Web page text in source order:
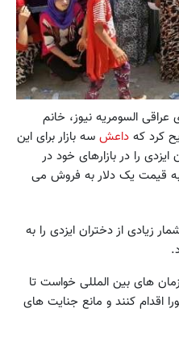
عراقی السومریه نیوز، خانم
کرد که داعش سه بازار برای این
را در بازارهای خود در
قیمت یک دلار به فروش می
زیادی از دختران ایزدی را به
های بین المللی خواست تا
اقدام کنند و مانع جنایت های